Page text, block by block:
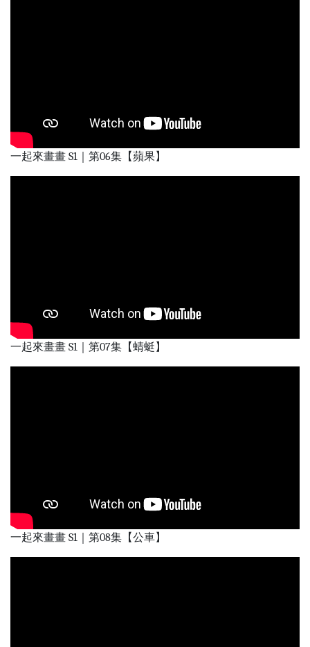
一起來畫畫 S1｜第06集【蘋果】
一起來畫畫 S1｜第07集【蜻蜓】
一起來畫畫 S1｜第08集【公車】